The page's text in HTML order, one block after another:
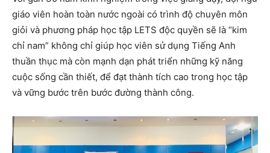
giáo viên hoàn toàn nước ngoài có trình độ chuyên môn
giỏi và phương pháp học tập LETS độc quyền sẽ là “kim
chỉ nam” không chỉ giúp học viên sử dụng Tiếng Anh
thuần thục mà còn mạnh dạn phát triển những kỹ năng
cuộc sống cần thiết, để đạt thành tích cao trong học tập
và vững bước trên bước đường thành công.